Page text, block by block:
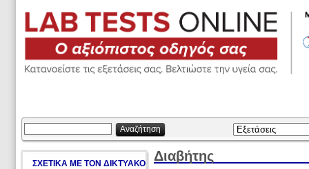
Αναζήτηση
Διαβήτης
ΣΧΕΤΙΚΑ ΜΕ ΤΟΝ ΔΙΚΤΥΑΚΟ